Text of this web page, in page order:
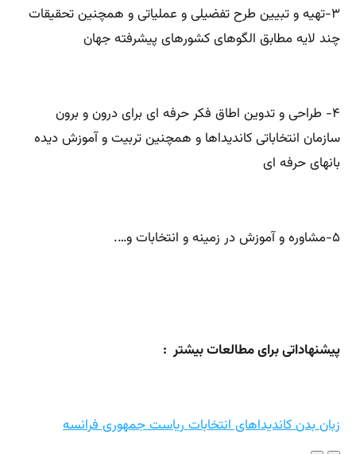
۳-تهیه و تبیین طرح تفضیلی و عملیاتی و همچنین تحقیقات
چند لایه مطابق الگوهای کشورهای پیشرفته جهان
۴- طراحی و تدوین اطاق فکر حرفه ای برای درون و برون
سازمان انتخاباتی کاندیداها و همچنین تربیت و آموزش دیده
بانهای حرفه ای
۵-مشاوره و آموزش در زمینه و انتخابات و….
پیشنهاداتی برای مطالعات بیشتر :
زبان بدن کاندیداهای انتخابات ریاست جمهوری فرانسه